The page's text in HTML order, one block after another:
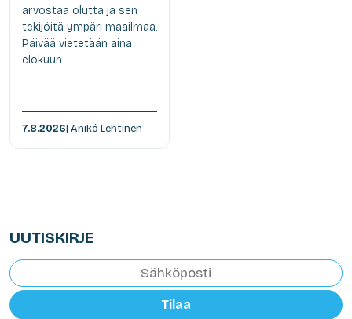
arvostaa olutta ja sen
tekijöitä ympäri maailmaa.
Päivää vietetään aina
elokuun...
7.8.2026| Anikó Lehtinen
UUTISKIRJE
Tilaa